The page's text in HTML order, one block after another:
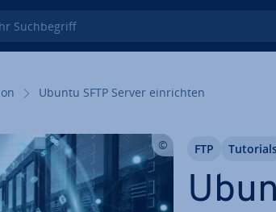
Such­be­griff
Ubuntu SFTP Server ein­rich­ten
FTP